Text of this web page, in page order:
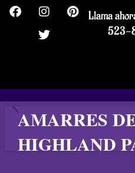
contenido
F
a
k
I
n
s
t
a
m
P
i
s
t
T
w
i
t
Llama
523-
AMARRES
HIGHLAND